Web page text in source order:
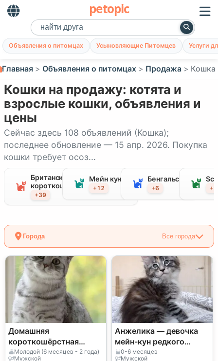
petopic
Объявления о питомцах Усыновляющие Питомцев Услуги
Главная Объявления о питомцах Продажа Кошка
Кошки на продажу: котята и
взрослые кошки, объявления и
цены
Сейчас здесь 108 объявлений (Кошка);
последнее обновление — 15 апр. 2026. Покупка
кошки требует осоз...
Британская
короткошерстная
+39
Мейн кун
+12
Бенгальская
+6 +5
Города Все города
Домашняя
короткошёрстная
кошка на продажу
Молодой (6 месяцев - 2 года)
Мужской
Анжелика — девочка
мейн-кун редкого
окраса fs 03 24,
0-6 месяцев
Мужской